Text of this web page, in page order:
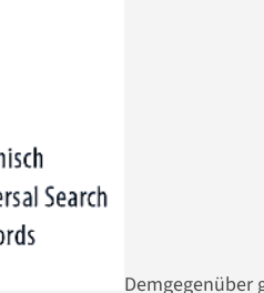
Demgegenüber